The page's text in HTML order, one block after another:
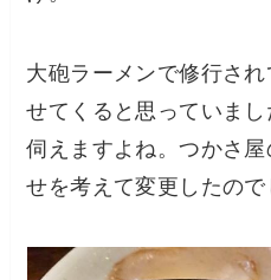
大砲ラーメンで修行さ
せてくると思っていま
伺えますよね。つかさ
せを考えて変更したので